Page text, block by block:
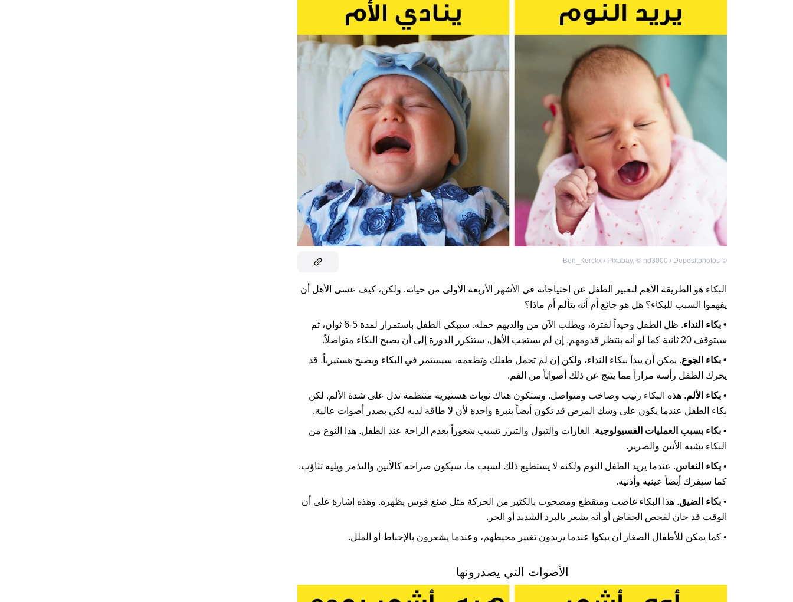
©
Ben_Kerckx / Pixabay, © nd3000 / Depositphotos
البكاء هو الطريقة الأهم لتعبير الطفل عن احتياجاته في الأشهر الأربعة الأولى من حياته. ولكن، كيف عسى الأهل أن
يفهموا السبب للبكاء؟ هل هو جائع أم أنه يتألم أم ماذا؟
• بكاء النداء
. ظل الطفل وحيداً لفترة، ويطلب الآن من والديهم حمله. سيبكي الطفل باستمرار لمدة 5-6 ثوان، ثم
سيتوقف 20 ثانية كما لو أنه ينتظر قدومهم. إن لم يستجب الأهل، ستتكرر الدورة إلى أن يصبح البكاء متواصلاً.
• بكاء الجوع. يمكن أن يبدأ ببكاء النداء، ولكن إن لم تحمل طفلك وتطعمه، سيستمر في البكاء ويصبح هستيرياً. قد
يحرك الطفل رأسه مراراً مما ينتج عن ذلك أصواتاً من الفم.
• بكاء الألم. هذه البكاء رتيب وصاخب ومتواصل. وستكون هناك نوبات هستيرية منتظمة تدل على شدة الألم. لكن
بكاء الطفل عندما يكون على وشك المرض قد تكون أيضاً بنبرة واحدة لأن لا طاقة لديه لكي يصدر أصوات عالية.
• بكاء بسبب العمليات الفسيولوجية. الغازات والتبول والتبرز تسبب شعوراً بعدم الراحة عند الطفل. هذا النوع من
البكاء يشبه الأنين والصرير.
• بكاء النعاس. عندما يريد الطفل النوم ولكنه لا يستطيع ذلك لسبب ما، سيكون صراخه كالأنين والتذمر ويليه تثاؤب.
كما سيفرك أيضاً عينيه وأذنيه.
• بكاء الضيق. هذا البكاء غاضب ومتقطع ومصحوب بالكثير من الحركة مثل صنع قوس بظهره. وهذه إشارة على أن
الوقت قد حان لفحص الحفاض أو أنه يشعر بالبرد الشديد أو الحر.
• كما يمكن للأطفال الصغار أن يبكوا عندما يريدون تغيير محيطهم، وعندما يشعرون بالإحباط أو الملل.
الأصوات التي يصدرونها